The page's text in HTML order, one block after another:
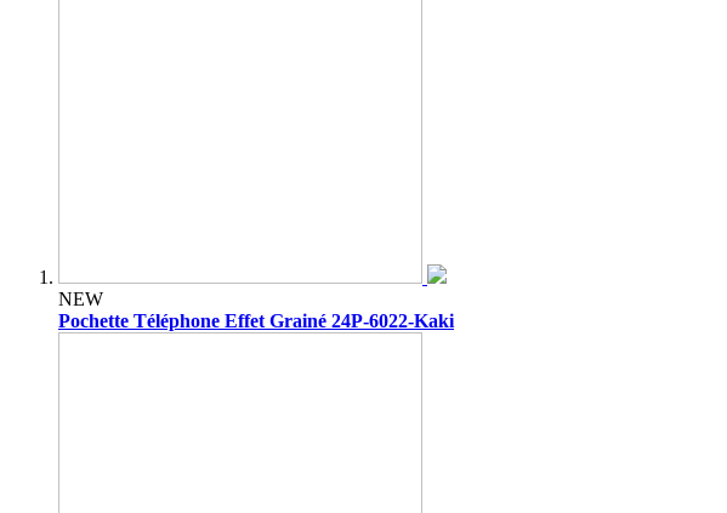
NEW
Pochette Téléphone Effet Grainé 24P-6022-Kaki